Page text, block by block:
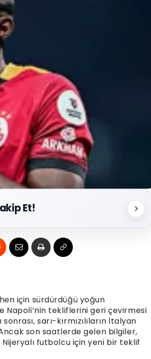
Et!
için sürdürdüğü yoğun
Napoli’nin tekliflerini geri çevirmesi
sarı-kırmızılıların İtalyan
son saatlerde gelen bilgiler,
futbolcu için yeni bir teklif